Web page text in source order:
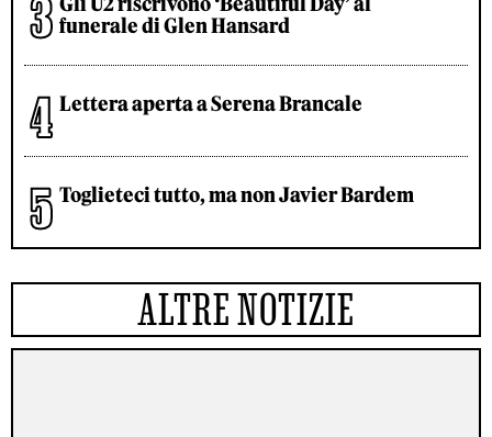
funerale di Glen Hansard
Lettera aperta a Serena Brancale
Toglieteci tutto, ma non Javier Bardem
ALTRE NOTIZIE